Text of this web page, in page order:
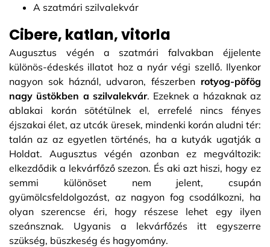
A szatmári szilvalekvár
Cibere, katlan, vitorla
Augusztus végén a szatmári falvakban éjjelente
különös-édeskés illatot hoz a nyár végi szellő. Ilyenkor
nagyon sok háznál, udvaron, fészerben rotyog-pöfög
nagy üstökben a szilvalekvár. Ezeknek a házaknak az
ablakai korán sötétülnek el, errefelé nincs fényes
éjszakai élet, az utcák üresek, mindenki korán aludni tér:
talán az az egyetlen történés, ha a kutyák ugatják a
Holdat. Augusztus végén azonban ez megváltozik:
elkezdődik a lekvárfőző szezon. És aki azt hiszi, hogy ez
semmi különöset nem jelent, csupán
gyümölcsfeldolgozást, az nagyon fog csodálkozni, ha
olyan szerencse éri, hogy részese lehet egy ilyen
szeánsznak. Ugyanis a lekvárfőzés itt egyszerre
szükség, büszkeség és hagyomány.